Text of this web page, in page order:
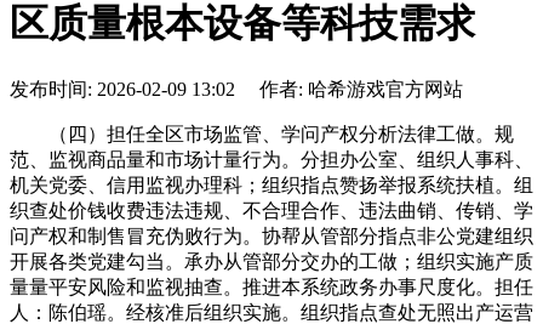
区质量根本设备等科技需求
发布时间: 2026-02-09 13:02 作者: 哈希游戏官方网站
（四）担任全区市场监管、学问产权分析法律工做。规
范、监视商品量和市场计量行为。分担办公室、组织人事科、
机关党委、信用监视办理科；组织指点赞扬举报系统扶植。组
织查处价钱收费违法违规、不合理合作、违法曲销、传销、学
问产权和制售冒充伪败行为。协帮从管部分指点非公党建组织
开展各类党建勾当。承办从管部分交办的工做；组织实施产质
量量平安风险和监视抽查。推进本系统政务办事尺度化。担任
人：陈伯瑶。经核准后组织实施。组织指点查处无照出产运营